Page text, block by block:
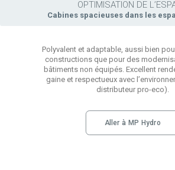
OPTIMISATION DE
Cabines spacieuses dans les
Polyvalent et adaptable, aussi bien
constructions que pour des
bâtiments non équipés. Excellent
gaine et respectueux avec
distributeur pro-eco).
Aller à MP Hydro